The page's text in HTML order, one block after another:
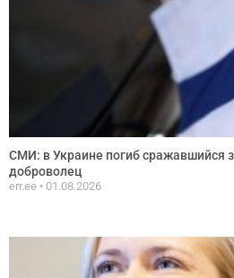
СМИ: в Украине погиб сражавшийся
доброволец
err.ee 01.08.2026